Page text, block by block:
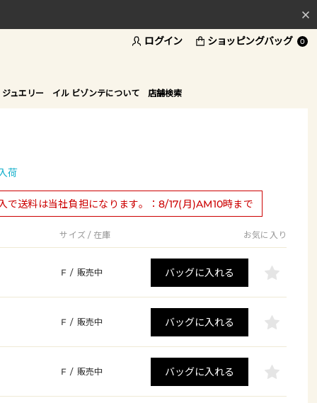
ログイン ショッピングバッグ 0
ュエリー イル ビゾンテについて 店舗検索
荷
で送料は当社負担になります。：8/17(月)AM10時まで
サイズ / 在庫 お気に入り
F / 販売中 バッグに入れる
F / 販売中 バッグに入れる
F / 販売中 バッグに入れる